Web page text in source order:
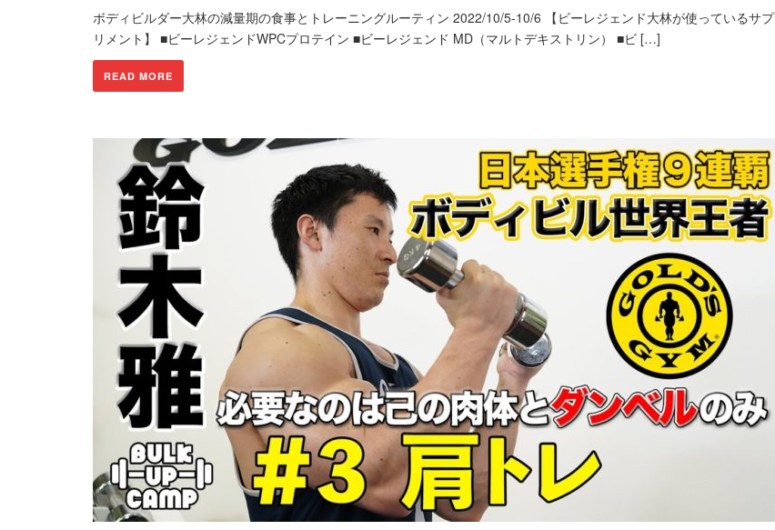
ボディビルダー大林の減量期の食事とトレーニングルーティン 2022/10/5-10/6 【ビーレジェンド大林が使っているサプ
リメント】 ■ビーレジェンドWPCプロテイン ■ビーレジェンド MD（マルトデキストリン） ■ビ […]
READ MORE